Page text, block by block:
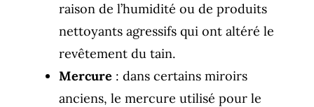
raison de l’humidité ou de produits
nettoyants agressifs qui ont altéré le
revêtement du tain.
Mercure : dans certains miroirs
anciens, le mercure utilisé pour le